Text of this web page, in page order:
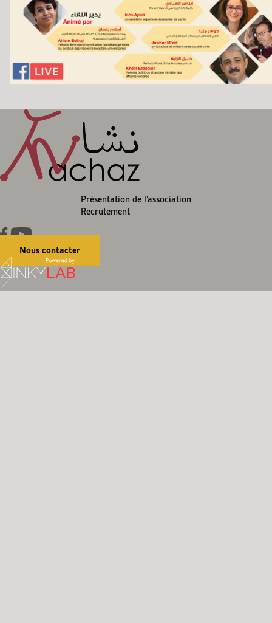
Présentation de l’association
Recrutement
Nous contacter